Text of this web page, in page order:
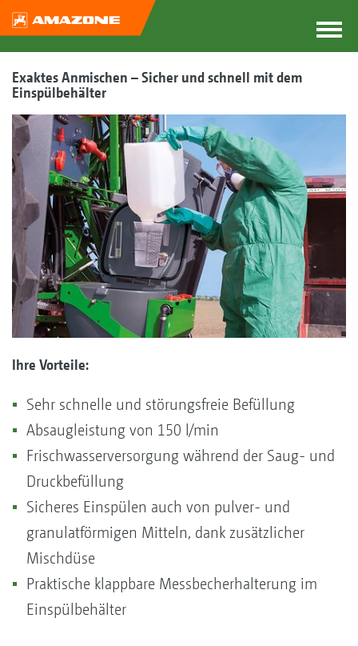
Exaktes Anmischen – Sicher und schnell mit dem
Einspülbehälter
Ihre Vorteile:
Sehr schnelle und störungsfreie Befüllung
Absaugleistung von 150 l/min
Frischwasserversorgung während der Saug- und
Druckbefüllung
Sicheres Einspülen auch von pulver- und
granulatförmigen Mitteln, dank zusätzlicher
Mischdüse
Praktische klappbare Messbecherhalterung im
Einspülbehälter